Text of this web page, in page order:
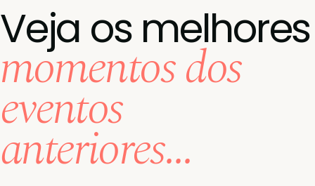
Veja os melhores
momentos dos
eventos
anteriores...